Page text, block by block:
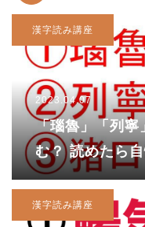
漢字読み講座
2023.04.07
「瑙魯」「列
む？ 読めたら
漢字読み講座